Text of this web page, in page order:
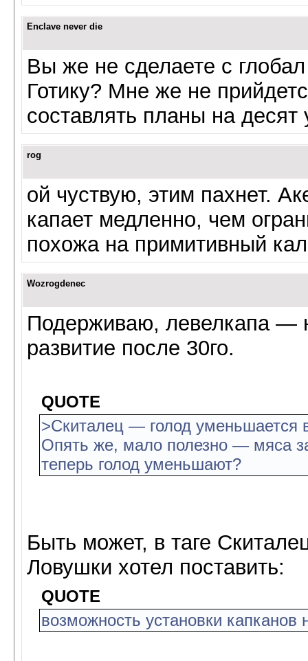
Enclave never die
Вы же не сделаете с
Готику? Мне же не
составлять планы на десят
rog
ой чуствую, этим пахнет.
капает медленно, чем
похожа на примитивный
Wozrogdenec
Подерживаю, левелкапа —
развитие после 30го.
QUOTE
>Скиталец — голод уменьшается
Опять же, мало полезно — мяса
теперь голод уменьшают?
Быть может, в таге
Ловушки хотел поставить:
QUOTE
возможность установки